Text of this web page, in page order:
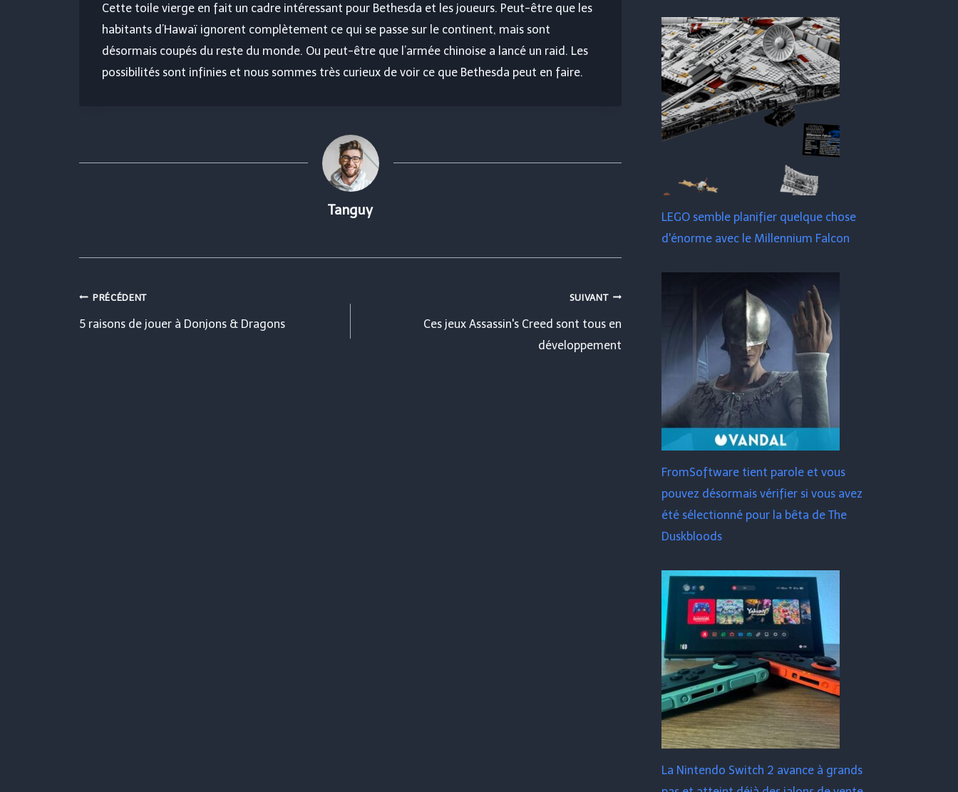
Cette toile vierge en fait un cadre intéressant pour Bethesda et les joueurs. Peut-être que les
habitants d’Hawaï ignorent complètement ce qui se passe sur le continent, mais sont
désormais coupés du reste du monde. Ou peut-être que l’armée chinoise a lancé un raid. Les
possibilités sont infinies et nous sommes très curieux de voir ce que Bethesda peut en faire.
Tanguy
Navigation
PRÉCÉDENT
5 raisons de jouer à Donjons & Dragons
SUIVANT
Ces jeux Assassin's Creed sont tous en
développement
LEGO semble planifier quelque chose
d'énorme avec le Millennium Falcon
FromSoftware tient parole et vous
pouvez désormais vérifier si vous avez
été sélectionné pour la bêta de The
Duskbloods
La Nintendo Switch 2 avance à grands